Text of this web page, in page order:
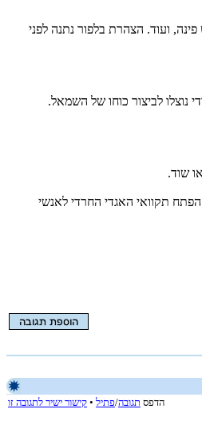
ראש פינה, ועוד. הצהרת בלפור נתנה לפני
לביצור כוחו של השמאל.
הפתח תקוואי האגדי החרדי לאנשי
הדפס תגובה/פתיל • קישור ישיר לתגובה זו